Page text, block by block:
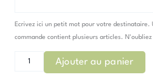
Ecrivez ici un petit mot pour votre destinataire.
commande contient plusieurs articles.
Ajouter au panier